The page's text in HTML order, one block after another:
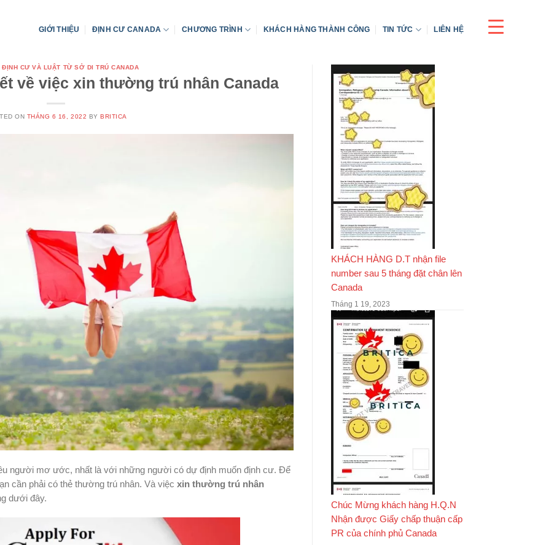
GIỚI THIỆU ĐỊNH CƯ CANADA CHƯƠNG TRÌNH KHÁCH HÀNG THÀNH CÔNG TIN TỨC LIÊN HỆ
ĐỊNH CƯ VÀ LUẬT TỪ SỞ DI TRÚ CANADA
về việc xin thường trú nhân Canada
ON THÁNG 6 16, 2022 BYBRITICA
người mơ ước, nhất là với những người có dự định muốn định cư. Để
cần phải có thẻ thường trú nhân. Và việc xin thường trú nhân
dưới đây.
KHÁCH HÀNG D.T nhận file
number sau 5 tháng đặt chân lên
Canada
Tháng 1 19, 2023
Chúc Mừng khách hàng H.Q.N
Nhận được Giấy chấp thuận cấp
PR của chính phủ Canada